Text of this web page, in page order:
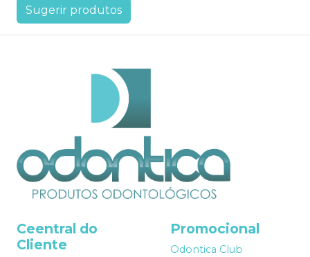
Sugerir produtos
Ceentral do
Cliente
Promocional
Odontica Club